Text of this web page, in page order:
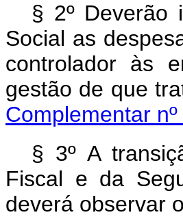
§ 2º Deverão
Social as
controlador às
gestão de que
Complementar
§ 3º A
Fiscal e da
deverá observar